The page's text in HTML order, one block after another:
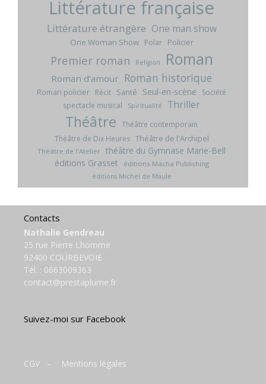
Littérature française
Littérature étrangère One man show
One Woman Show Polar Policier
Premier roman Religion Roman
Roman d'amour Roman historique
Roman policier Récit Santé Seul-en-scène
Société
spectacle musical
Spiritualité Thriller
Théâtre Théâtre contemporain
Théâtre de Dix Heures Théâtre de l'Archipel
Théâtre de l'Atelier théâtre du Gymnase Marie-Bell
éditions Grasset
éditions Macha Publishing
éditions Michel de Maule
Contacts
Nathalie Gendreau
25 rue Pierre Lhomme
92400 COURBEVOIE
Tél. : 0663009363
contact@prestaplume.fr
Suivez-moi sur Facebook
CGV – Mentions légales